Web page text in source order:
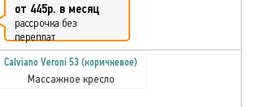
от 445р. в месяц
рассрочка без
переплат
Calviano Veroni 53 (коричневое)
Массажное кресло